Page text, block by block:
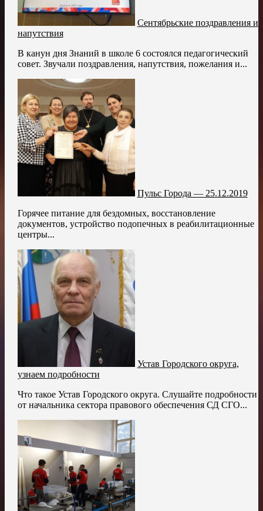
Сентябрьские поздравления и
напутствия
В канун дня Знаний в школе 6 состоялся педагогический
совет. Звучали поздравления, напутствия, пожелания и...
Пульс Города — 25.12.2019
Горячее питание для бездомных, восстановление
документов, устройство подопечных в реабилитационные
центры...
Устав Городского округа,
узнаем подробности
Что такое Устав Городского округа. Слушайте подробности
от начальника сектора правового обеспечения СД СГО...